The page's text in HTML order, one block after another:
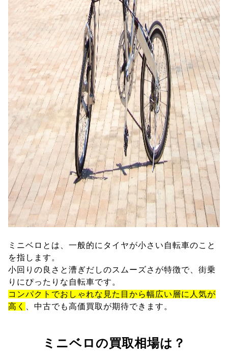
ミニベロとは、一般的にタイヤが小さい自転車のこと
を指します。
小回りの良さと漕ぎだしのスムーズさが特徴で、街乗
りにぴったりな自転車です。
コンパクトでおしゃれな見た目から幅広い層に人気が
高く
、中古でも高価買取が期待できます。
ミニベロの買取相場は？